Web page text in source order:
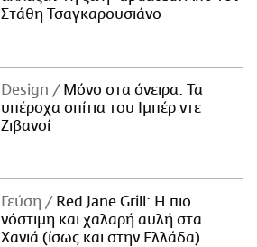
Στάθη Τσαγκαρουσιάνο
Design
Μόνο στα όνειρα: Τα
υπέροχα σπίτια του Ιμπέρ ντε
Ζιβανσί
Γεύση
Red Jane Grill: Η πιο
νόστιμη και χαλαρή αυλή στα
Χανιά (ίσως και στην Ελλάδα)